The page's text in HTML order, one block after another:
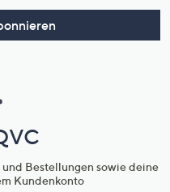
Bestellungen sowie deine
Kundenkonto